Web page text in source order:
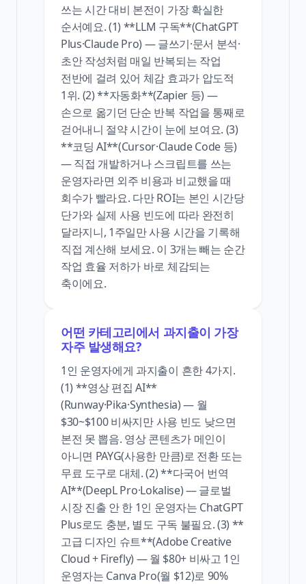
쓰는 시간 대비 본전이 가장 확실한
순서예요. (1) **LLM 구독**(ChatGPT
Plus·Claude Pro) — 글쓰기·문서 분석·
초안 작성처럼 매일 반복되는 작업
전반에 걸려 있어 체감 효과가 압도적
1위. (2) **자동화**(Zapier 등) —
손으로 옮기던 단순 반복 작업을 통째로
걷어내니 절약 시간이 눈에 보여요. (3)
**코딩 AI**(Cursor·Claude Code 등)
— 직접 개발하거나 스크립트를 쓰는
운영자라면 외주 비용과 비교했을 때
회수가 빨라요. 다만 ROI는 본인 시간당
단가와 실제 사용 빈도에 따라 완전히
달라지니, 1주일만 사용 시간을 기록해
직접 계산해 보세요. 이 3개는 빼는 순간
작업 효율 저하가 바로 체감되는
축이에요.
어떤 카테고리에서 과지출이 가장
자주 발생해요?
1인 운영자에게 과지출이 흔한 4가지.
(1) **영상 편집 AI**
(Runway·Pika·Synthesia) — 월
$30~$100 비싸지만 사용 빈도 낮으면
본전 못 뽑음. 영상 콘텐츠가 메인이
아니면 PAYG(사용한 만큼)로 전환 또는
무료 도구로 대체. (2) **다국어 번역
AI**(DeepL Pro·Lokalise) — 글로벌
시장 진출 안 한 1인 운영자는 ChatGPT
Plus로도 충분, 별도 구독 불필요. (3) **
고급 디자인 슈트**(Adobe Creative
Cloud + Firefly) — 월 $80+ 비싸고 1인
운영자는 Canva Pro(월 $12)로 90%